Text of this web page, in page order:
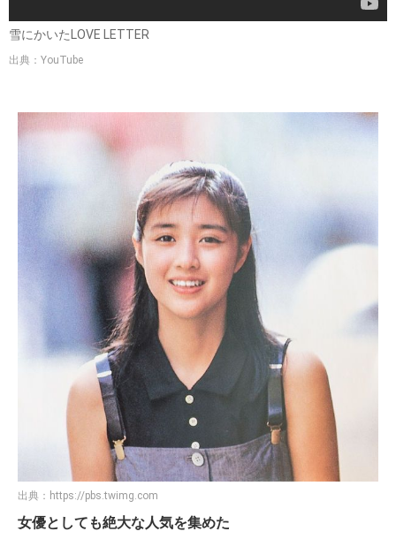
雪にかいたLOVE LETTER
出典：YouTube
出典： https://pbs.twimg.com
女優としても絶大な人気を集めた